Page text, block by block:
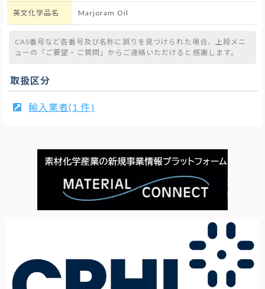
英文化学品名 Marjoram Oil
CAS番号など各番号及び名称に誤りを見つけられた場合、上段メニ
ューの「ご要望・ご質問」からご連絡いただけると感謝します。
取扱区分
輸入業者(1 件)